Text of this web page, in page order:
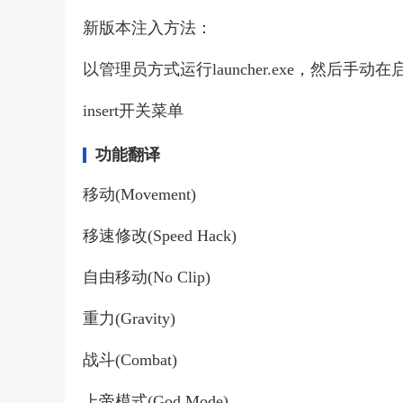
新版本注入方法：
以管理员方式运行launcher.exe，然后手动在
insert开关菜单
功能翻译
移动(Movement)
移速修改(Speed Hack)
自由移动(No Clip)
重力(Gravity)
战斗(Combat)